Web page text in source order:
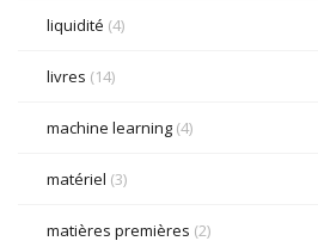
liquidité (4)
livres (14)
machine learning (4)
matériel (3)
matières premières (2)